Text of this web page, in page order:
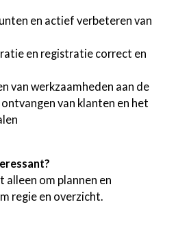
en actief verbeteren van
en registratie correct en
van werkzaamheden aan de
van klanten en het
om plannen en
regie en overzicht.